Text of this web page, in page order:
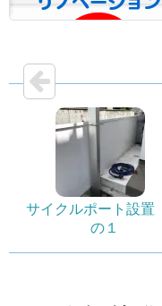
サイクルポート設
の１